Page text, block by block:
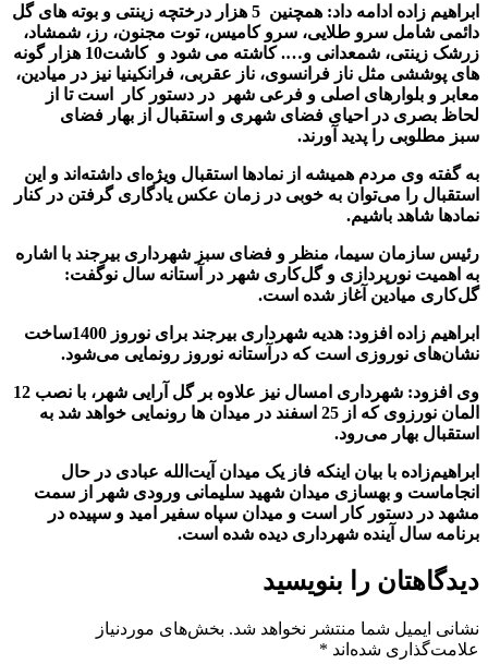
ابراهیم زاده ادامه داد: همچنین 5 هزار درختچه زینتی و بوته های گل
دائمی شامل سرو طلایی، سرو کامیس، توت مجنون، رز، شمشاد،
زرشک زینتی، شمعدانی و…. کاشته می شود و کاشت10 هزار گونه
های پوششی مثل ناز فرانسوی، ناز عقربی، فرانکینیا نیز در میادین،
معابر و بلوارهای اصلی و فرعی شهر در دستور کار است تا از
لحاظ بصری در احیای فضای شهری و استقبال از بهار فضای
سبز مطلوبی را پدید آورند.
به گفته وی مردم همیشه از نمادها استقبال ویژه‌ای داشته‌اند و این
استقبال را می‌توان به خوبی در زمان عکس یادگاری گرفتن در کنار
نمادها شاهد باشیم.
رئیس سازمان سیما، منظر و فضای سبز شهرداری بیرجند با اشاره
به اهمیت نورپردازی و گل‌کاری شهر در آستانه سال نوگفت:
گل‌کاری میادین آغاز شده است.
ابراهیم زاده افزود: هدیه شهرداری بیرجند برای نوروز 1400
ساخت
نشان‌های نوروزی است که درآستانه نوروز رونمایی می‌شود.
وی افزود: شهرداری امسال نیز علاوه بر گل آرایی شهر، با نصب 12
المان نورزوی که از 25 اسفند در میدان ها رونمایی خواهد شد به
استقبال بهار می‌رود.
ابراهیم‌زاده با بیان اینکه فاز یک میدان آیت‌الله عبادی در حال
انجاماست و بهسازی میدان شهید سلیمانی ورودی شهر از سمت
مشهد در دستور کار
است و میدان سپاه سفیر امید و سپیده در
برنامه سال آینده شهرداری دیده شده است.
دیدگاهتان را بنویسید
نشانی ایمیل شما منتشر نخواهد شد. بخش‌های موردنیاز
علامت‌گذاری شده‌اند *